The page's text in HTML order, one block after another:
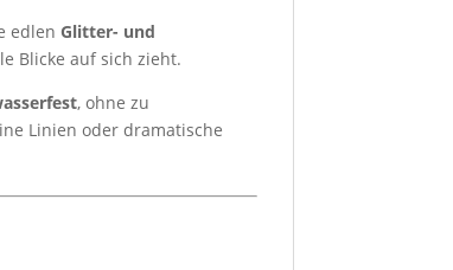
edlenGlitter- und
Blicke auf sich zieht.
, ohne zu
Linien oder dramatische